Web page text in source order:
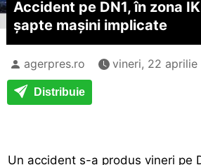
Accident pe DN1, în zona
șapte mașini implicate
agerpres.ro vineri, 22 aprilie
Distribuie
Un accident s-a produs vineri pe